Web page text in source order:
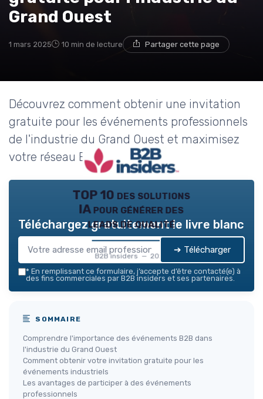
Grand Ouest
1 mars 2025 10 min de lecture Partager cette page
Découvrez comment obtenir une invitation
gratuite pour les événements professionnels
de l'industrie du Grand Ouest et maximisez
votre réseau B2B.
TOP 10 des solutions
IA pour générer des
leads de qualité
B2B insiders — 2026
Téléchargez gratuitement le livre blanc
➔ Télécharger
* En remplissant ce formulaire, j’accepte d’être contacté(e) à
des fins commerciales par B2B insiders et ses partenaires.
SOMMAIRE
Comprendre l'importance des événements B2B dans
l'industrie du Grand Ouest
Comment obtenir votre invitation gratuite pour les
événements industriels
Les avantages de participer à des événements
professionnels
→ Je rejoins le club
* En rejoignant le club, j'accepte de recevoir les emails
de B2B Insiders et les offres de ses partenaires.